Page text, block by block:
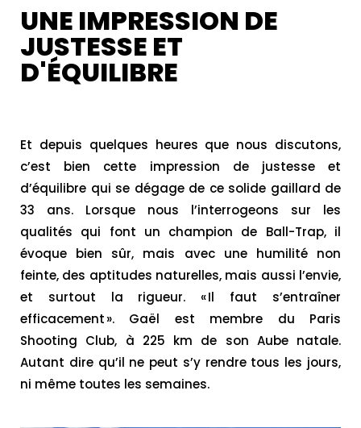
UNE IMPRESSION DE
JUSTESSE ET
D'ÉQUILIBRE
Et depuis quelques heures que nous discutons,
c’est bien cette impression de justesse et
d’équilibre qui se dégage de ce solide gaillard de
33 ans. Lorsque nous l’interrogeons sur les
qualités qui font un champion de Ball-Trap, il
évoque bien sûr, mais avec une humilité non
feinte, des aptitudes naturelles, mais aussi l’envie,
et surtout la rigueur. « Il faut s’entraîner
efficacement ». Gaël est membre du Paris
Shooting Club, à 225 km de son Aube natale.
Autant dire qu’il ne peut s’y rendre tous les jours,
ni même toutes les semaines.